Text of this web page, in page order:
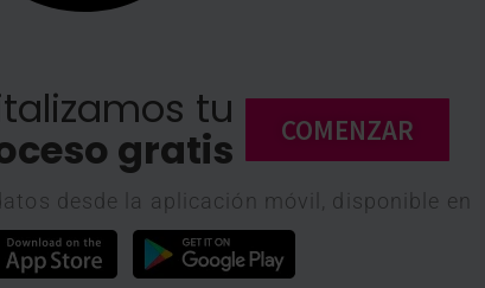
tu
gratis COMENZAR
desde la aplicación móvil, disponible en